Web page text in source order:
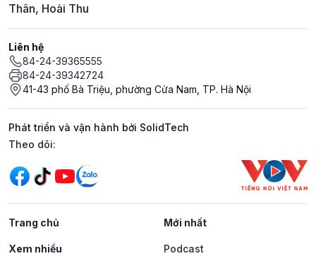
Thân, Hoài Thu
Liên hệ
84-24-39365555
84-24-39342724
41-43 phố Bà Triệu, phường Cửa Nam, TP. Hà Nội
Phát triển và vận hành bởi SolidTech
Mạng xã hội
Theo dõi:
Trang chủ Mới nhất
Xem nhiều Podcast